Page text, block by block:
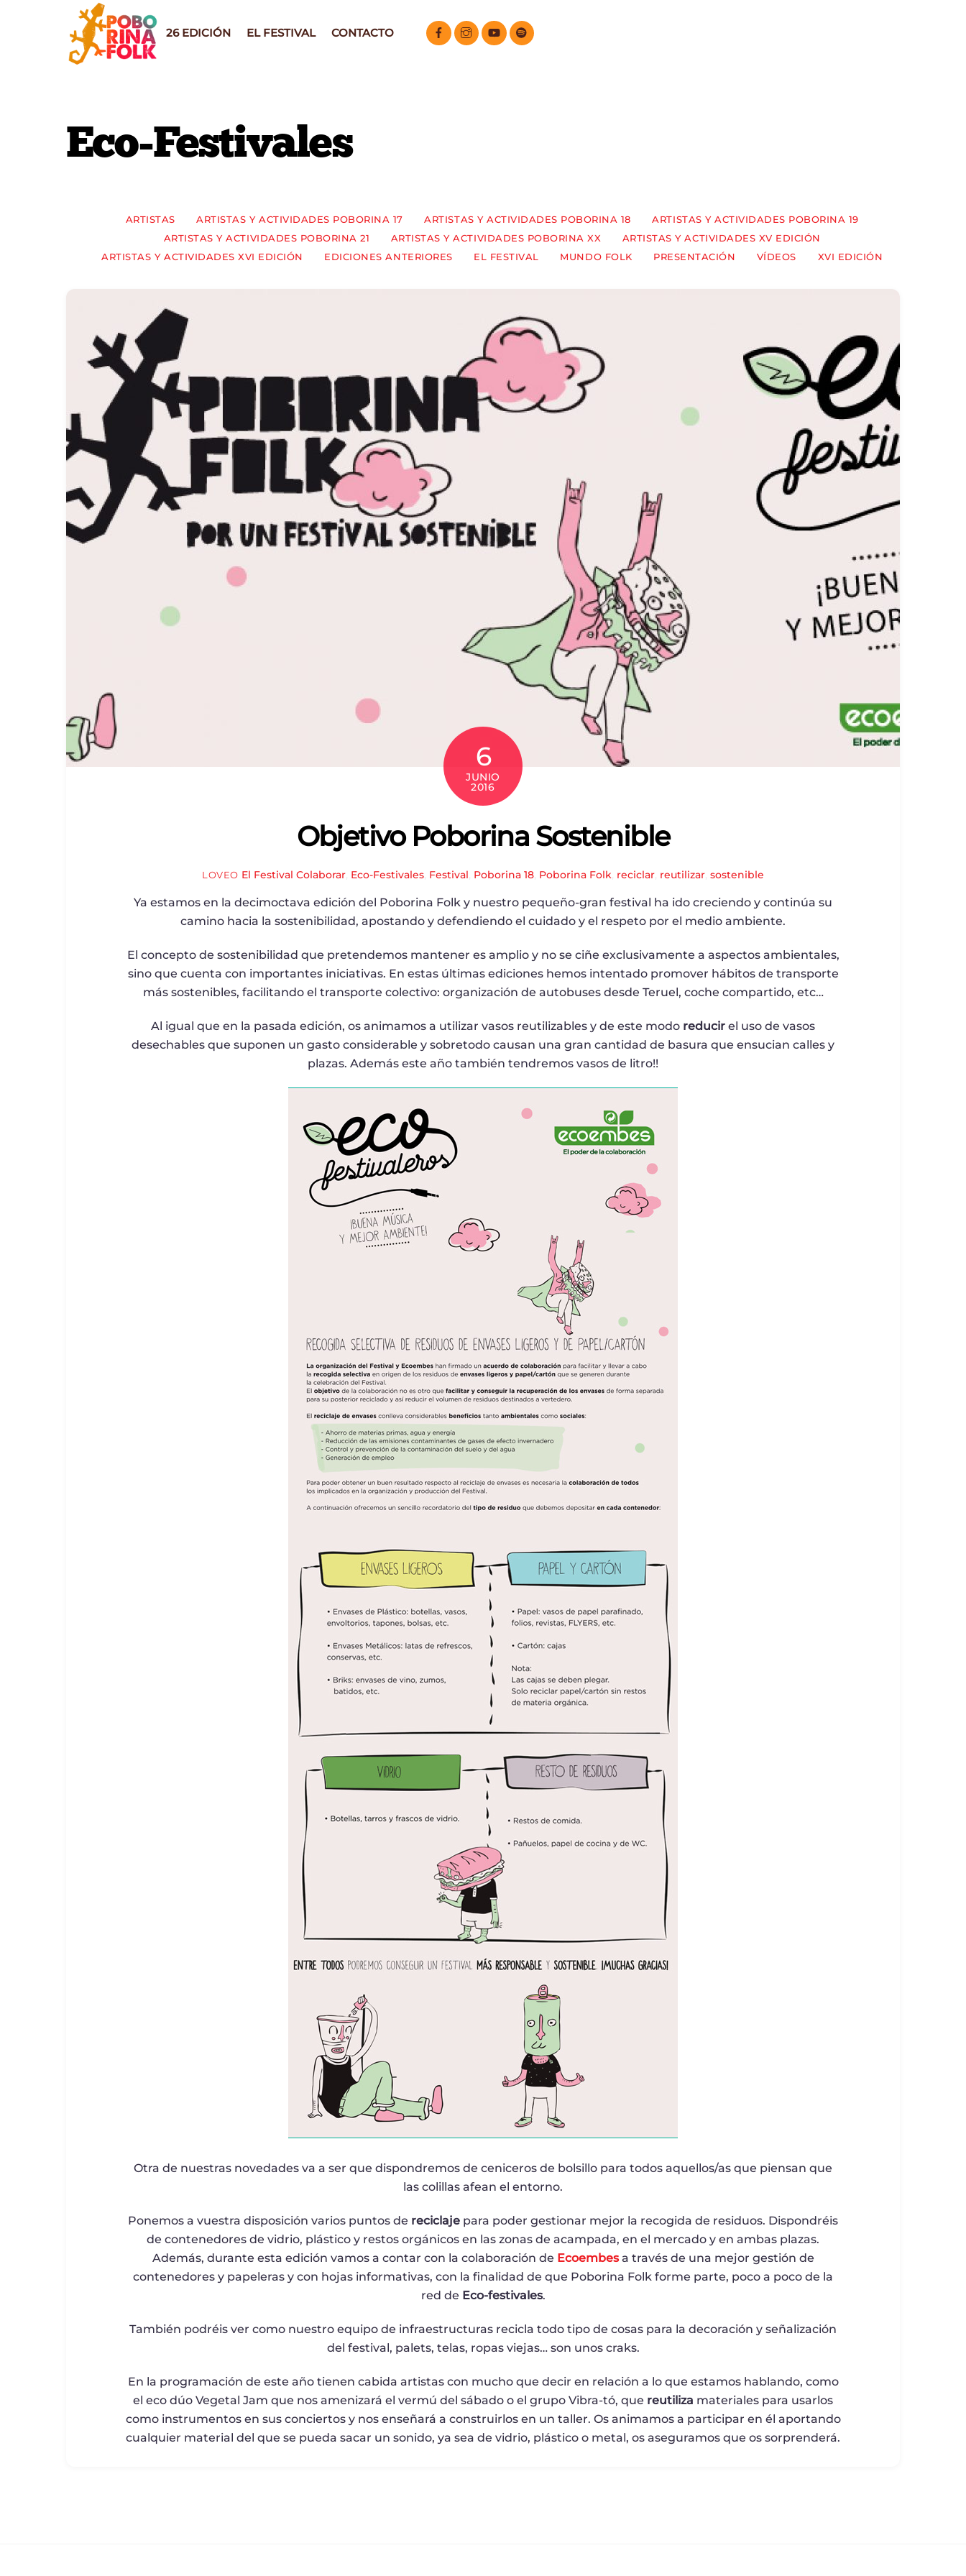
26 EDICIÓN EL FESTIVAL CONTACTO
Eco-Festivales
ARTISTAS ARTISTAS Y ACTIVIDADES POBORINA 17 ARTISTAS Y ACTIVIDADES POBORINA 18
ARTISTAS Y ACTIVIDADES POBORINA 19
ARTISTAS Y ACTIVIDADES POBORINA 21
ARTISTAS Y ACTIVIDADES POBORINA XX
ARTISTAS Y ACTIVIDADES XV EDICIÓN
ARTISTAS Y ACTIVIDADES XVI EDICIÓN
EDICIONES ANTERIORES EL FESTIVAL MUNDO FOLK PRESENTACIÓN VÍDEOS XVI EDICIÓN
6
JUNIO
2016
Objetivo Poborina Sostenible
LOVEO El Festival Colaborar Eco-Festivales Festival Poborina 18 Poborina Folk reciclar reutilizar ,sostenible
Ya estamos en la decimoctava edición del Poborina Folk y nuestro pequeño-gran festival ha ido creciendo y continúa su
camino hacia la sostenibilidad, apostando y defendiendo el cuidado y el respeto por el medio ambiente.
El concepto de sostenibilidad que pretendemos mantener es amplio y no se ciñe exclusivamente a aspectos ambientales,
sino que cuenta con importantes iniciativas. En estas últimas ediciones hemos intentado promover hábitos de transporte
más sostenibles, facilitando el transporte colectivo: organización de autobuses desde Teruel, coche compartido, etc…
Al igual que en la pasada edición, os animamos a utilizar vasos reutilizables y de este modo reducir el uso de vasos
desechables que suponen un gasto considerable y sobretodo causan una gran cantidad de basura que ensucian calles y
plazas. Además este año también tendremos vasos de litro!!
Otra de nuestras novedades va a ser que dispondremos de ceniceros de bolsillo para todos aquellos/as que piensan que
las colillas afean el entorno.
Ponemos a vuestra disposición varios puntos de reciclaje para poder gestionar mejor la recogida de residuos. Dispondréis
de contenedores de vidrio, plástico y restos orgánicos en las zonas de acampada, en el mercado y en ambas plazas.
Además, durante esta edición vamos a contar con la colaboración de Ecoembes a través de una mejor gestión de
contenedores y papeleras y con hojas informativas, con la finalidad de que Poborina Folk forme parte, poco a poco de la
red de Eco-festivales.
También podréis ver como nuestro equipo de infraestructuras recicla todo tipo de cosas para la decoración y señalización
del festival, palets, telas, ropas viejas… son unos craks.
En la programación de este año tienen cabida artistas con mucho que decir en relación a lo que estamos hablando, como
el eco dúo Vegetal Jam que nos amenizará el vermú del sábado o el grupo Vibra-tó, que reutiliza materiales para usarlos
como instrumentos en sus conciertos y nos enseñará a construirlos en un taller. Os animamos a participar en él aportando
cualquier material del que se pueda sacar un sonido, ya sea de vidrio, plástico o metal, os aseguramos que os sorprenderá.